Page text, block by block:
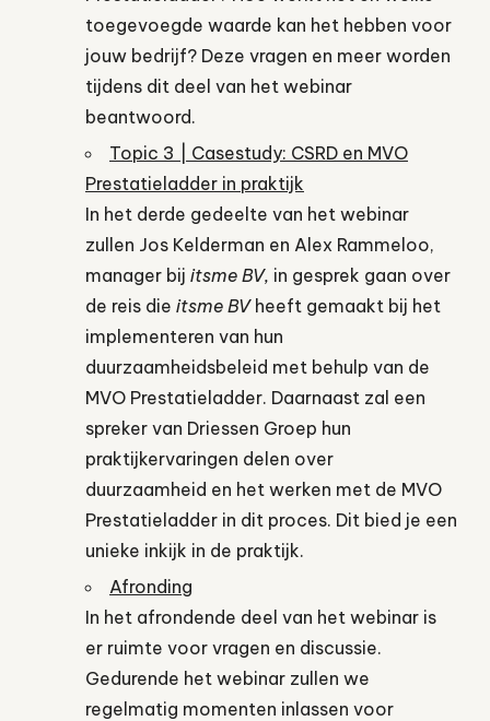
toegevoegde waarde kan het hebben voor
jouw bedrijf? Deze vragen en meer worden
tijdens dit deel van het webinar
beantwoord.
Topic 3 | Casestudy: CSRD en MVO
Prestatieladder in praktijk
In het derde gedeelte van het webinar
zullen Jos Kelderman en Alex Rammeloo,
manager bij itsme BV, in gesprek gaan over
de reis die itsme BV heeft gemaakt bij het
implementeren van hun
duurzaamheidsbeleid met behulp van de
MVO Prestatieladder. Daarnaast zal een
spreker van Driessen Groep hun
praktijkervaringen delen over
duurzaamheid en het werken met de MVO
Prestatieladder in dit proces. Dit bied je een
unieke inkijk in de praktijk.
Afronding
In het afrondende deel van het webinar is
er ruimte voor vragen en discussie.
Gedurende het webinar zullen we
regelmatig momenten inlassen voor